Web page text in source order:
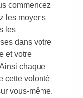
commencez
les moyens
les
dans votre
et votre
chaque
cette volonté
vous-même.